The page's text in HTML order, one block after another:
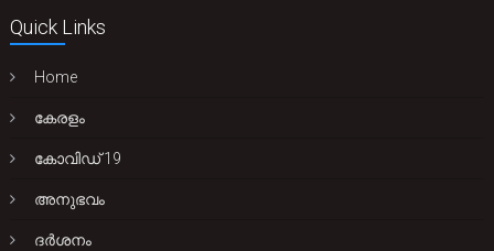
Quick Links
Home
കേരളം
കോവിഡ് 19
അനുഭവം
ദർശനം